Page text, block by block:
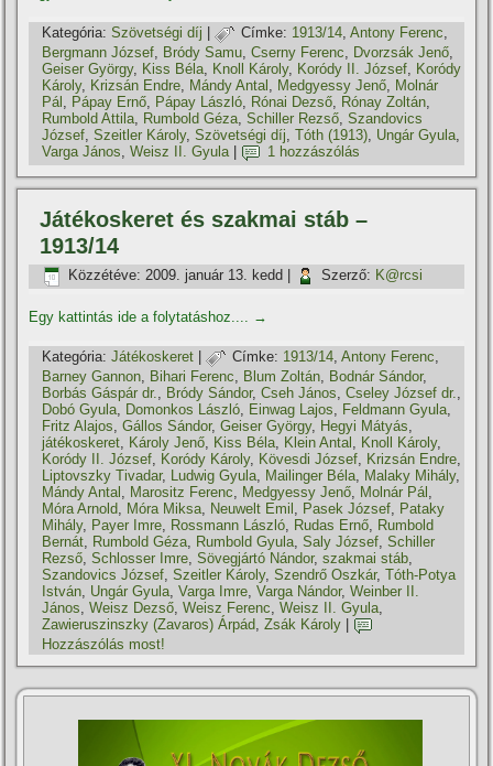
Kategória: Szövetségi dí­j | Címke: 1913/14,Antony Ferenc,
Bergmann József
Bródy Samu ,Cserny Ferenc Dvorzsák Jenő
Geiser György, Kiss Béla Knoll Károly, Koródy II. József
Koródy
Károly, Krizsán Endre Mándy Antal Medgyessy Jenő
Molnár
Pál
Pápay Ernő Pápay László Rónai Dezső Rónay Zoltán
Rumbold Attila
Rumbold Géza ,Schiller Rezső ,Szandovics
József ,Szeitler Károly,Szövetségi dí­j ,Tóth (1913) Ungár Gyula
Varga János,Weisz II. Gyula| 1 hozzászólás
Játékoskeret és szakmai stáb –
1913/14
Közzétéve: 2009. január 13. kedd Szerző: K@rcsi
Egy kattintás ide a folytatáshoz.... →
Kategória: Játékoskeret | Címke: 1913/14,Antony Ferenc,
Barney Gannon
Bihari Ferenc Blum Zoltán Bodnár Sándor,
Borbás Gáspár dr.
Bródy Sándor,Cseh János ,Cseley József dr.
Dobó Gyula
Domonkos László Einwag Lajos Feldmann Gyula
Fritz Alajos ,Gállos Sándor,Geiser György, Hegyi Mátyás
játékoskeret
Károly Jenő Kiss Béla Klein Antal Knoll Károly,
Koródy II. József
Koródy Károly, Kövesdi József Krizsán Endre
Liptovszky Tivadar, Ludwig Gyula Mailinger Béla Malaky Mihály,
Mándy Antal
Marositz Ferenc Medgyessy Jenő Molnár Pál
Móra Arnold
Móra Miksa Neuwelt Emil Pasek József
Pataky
Mihály, Payer Imre Rossmann László Rudas Ernő
Rumbold
Bernát
Rumbold Géza Rumbold Gyula ,Saly József ,Schiller
Rezső ,Schlosser Imre ,Sövegjártó Nándor,szakmai stáb
Szandovics József ,Szeitler Károly,Szendrő Oszkár,Tóth-Potya
István Ungár Gyula ,Varga Imre ,Varga Nándor,Weinber II.
János ,Weisz Dezső ,Weisz Ferenc ,Weisz II. Gyula
Zawieruszinszky (Zavaros) Árpád,Zsák Károly
Hozzászólás most!